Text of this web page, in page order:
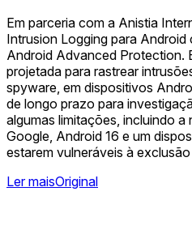
Em parceria com a Anistia
Intrusion Logging para
Android Advanced Protection.
projetada para rastrear
spyware, em dispositivos
de longo prazo para
algumas limitações, incluindo
Google, Android 16 e um
estarem vulneráveis à
Ler maisOriginal